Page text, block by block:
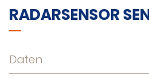
RADARSENSOR
Daten